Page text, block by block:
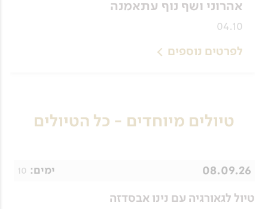
אהרוני ושף נוף עתאמנה
04.10
לפרטים נוספים
טיולים מיוחדים - כל הטיולים
טיול לגאורגיה עם נינו אבסדזה
08.09.26 ימים: 10